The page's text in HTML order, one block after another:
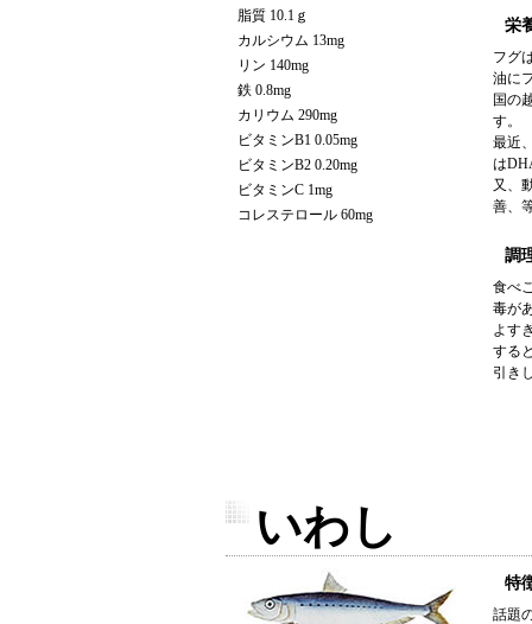
脂質 10.1ｇ
カルシウム 13mg
リン 140mg
鉄 0.8mg
カリウム 290mg
ビタミンB1 0.05mg
ビタミンB2 0.20mg
ビタミンC 1mg
コレステロール 60mg
栄
フグ
油に
国の
す。
最近
は
又、
善、
調
食べ
毒が
よす
する
引き
いわし
特
話題